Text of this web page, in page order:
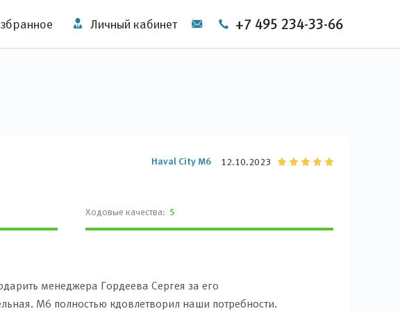
Личный кабинет +7 495 234-33-66
Haval City M6 12.10.2023
Ходовые качества: 5
менеджера Гордеева Сергея за его
М6 полностью кдовлетворил наши потребности.